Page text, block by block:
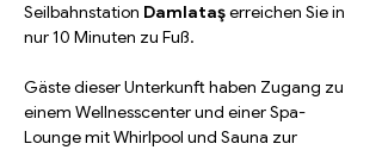
Seilbahnstation Damlataş erreichen Sie in
nur 10 Minuten zu Fuß.
Gäste dieser Unterkunft haben Zugang zu
einem Wellnesscenter und einer Spa-
Lounge mit Whirlpool und Sauna zur